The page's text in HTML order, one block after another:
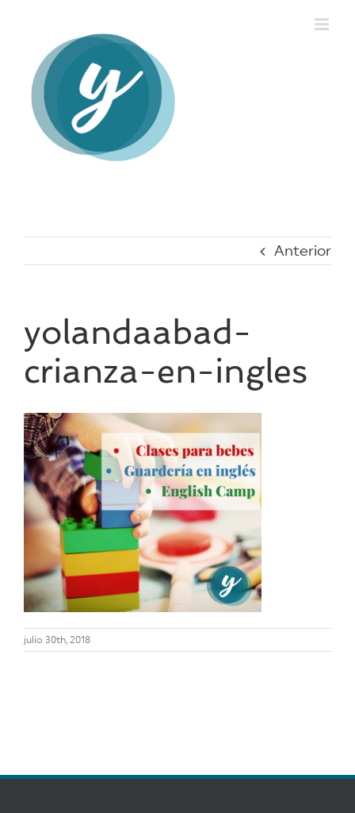
contenido
Anterior
yolandaabad-
crianza-en-ingles
julio 30th, 2018